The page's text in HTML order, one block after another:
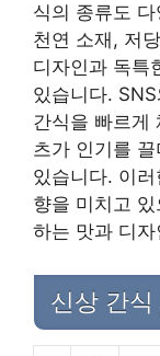
식의 종류도
천연 소재, 저
디자인과 독특
있습니다.
간식을 빠르게
츠가 인기를
있습니다. 이
향을 미치고
하는 맛과 디
신상 간식